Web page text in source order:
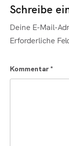
Schreibe
Deine E-Mail-
Erforderliche
Kommentar*